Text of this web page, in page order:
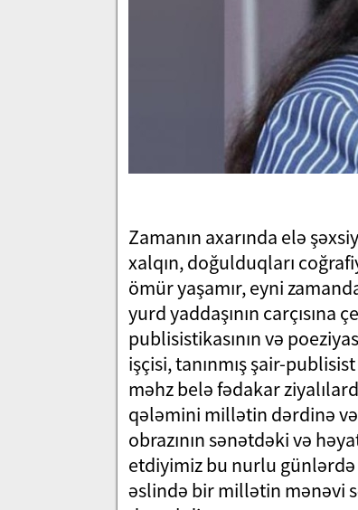
Zamanın axarında elə
xalqın, doğulduqları
ömür yaşamır, eyni
yurd yaddaşının carçısına
publisistikasının və
işçisi, tanınmış şair-
məhz belə fədakar
qələmini millətin dərdinə
obrazının sənətdəki və
etdiyimiz bu nurlu günlərdə
əslində bir millətin mənəvi